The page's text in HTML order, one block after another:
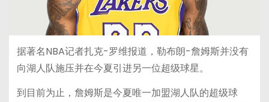
据著名NBA记者扎克-罗维报道，勒布朗-詹姆斯并没有
向湖人队施压并在今夏引进另一位超级球星。
到目前为止，詹姆斯是今夏唯一加盟湖人队的超级球